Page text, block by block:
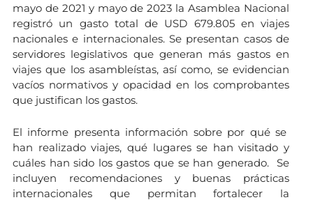
mayo de 2021 y mayo de 2023 la Asamblea Nacional
registró un gasto total de USD 679.805 en viajes
nacionales e internacionales. Se presentan casos de
servidores legislativos que generan más gastos en
viajes que los asambleístas, así como, se evidencian
vacíos normativos y opacidad en los comprobantes
que justifican los gastos.
El informe presenta información sobre por qué se
han realizado viajes, qué lugares se han visitado y
cuáles han sido los gastos que se han generado. Se
incluyen recomendaciones y buenas prácticas
internacionales que permitan fortalecer la